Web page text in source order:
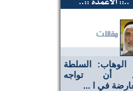
الوهاب: السلطة
أن تواجه
في ا ...